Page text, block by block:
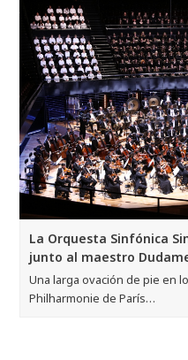
La Orquesta Sinfónica
junto al maestro
Una larga ovación de pie en
Philharmonie de París…